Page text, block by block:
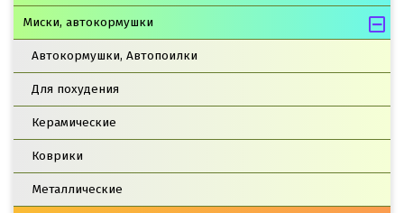
Миски, автокормушки
Автокормушки, Автопоилки
Для похудения
Керамические
Коврики
Металлические